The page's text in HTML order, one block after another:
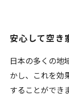
安心して空き
日本の多くの地
かし、これを効
することができ